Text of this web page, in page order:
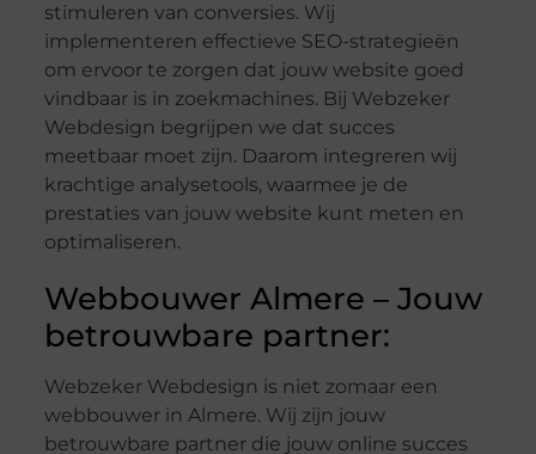
stimuleren van conversies. Wij
implementeren effectieve SEO-strategieën
om ervoor te zorgen dat jouw website goed
vindbaar is in zoekmachines. Bij Webzeker
Webdesign begrijpen we dat succes
meetbaar moet zijn. Daarom integreren wij
krachtige analysetools, waarmee je de
prestaties van jouw website kunt meten en
optimaliseren.
Webbouwer Almere – Jouw
betrouwbare partner:
Webzeker Webdesign is niet zomaar een
webbouwer in Almere. Wij zijn jouw
betrouwbare partner die jouw online succes